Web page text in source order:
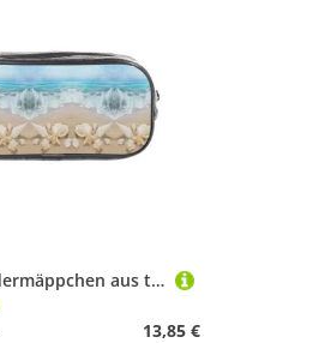
HAHAFU Federmäppchen aus transparentem PVC, Motiv: Strandmuschel, transparente Make-up-Tasche für Schule, Büro, Reisen, Fitnessstudio, Zubehör (komplett bedruckte Vorderseite)
13,85 €